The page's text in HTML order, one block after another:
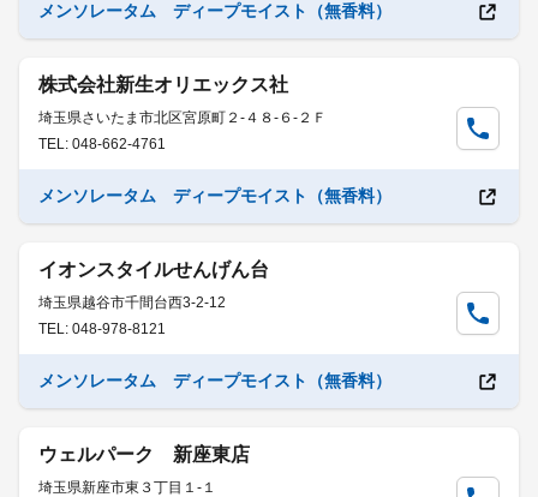
メンソレータム ディープモイスト（無香料）
株式会社新生オリエックス社
埼玉県さいたま市北区宮原町２-４８-６-２Ｆ
TEL: 048-662-4761
メンソレータム ディープモイスト（無香料）
イオンスタイルせんげん台
埼玉県越谷市千間台西3-2-12
TEL: 048-978-8121
メンソレータム ディープモイスト（無香料）
ウェルパーク 新座東店
埼玉県新座市東３丁目１-１